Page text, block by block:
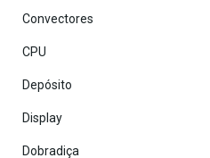
Convectores
CPU
Depósito
Display
Dobradiça